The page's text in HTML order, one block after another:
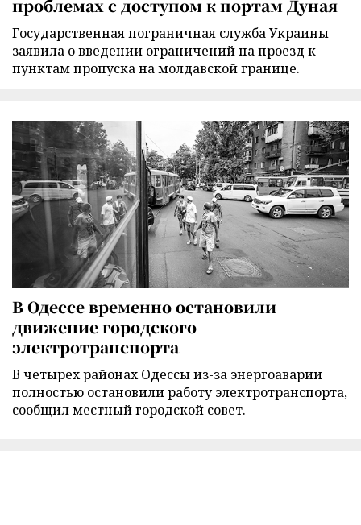
проблемах с доступом к портам Дуная
Государственная пограничная служба Украины
заявила о введении ограничений на проезд к
пунктам пропуска на молдавской границе.
В Одессе временно остановили
движение городского
электротранспорта
В четырех районах Одессы из-за энергоаварии
полностью остановили работу электротранспорта,
сообщил местный городской совет.